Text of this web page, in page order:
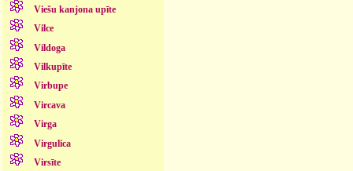
Viešu kanjona upīte
Vilce
Vildoga
Vilkupīte
Virbupe
Vircava
Virga
Virgulica
Virsīte